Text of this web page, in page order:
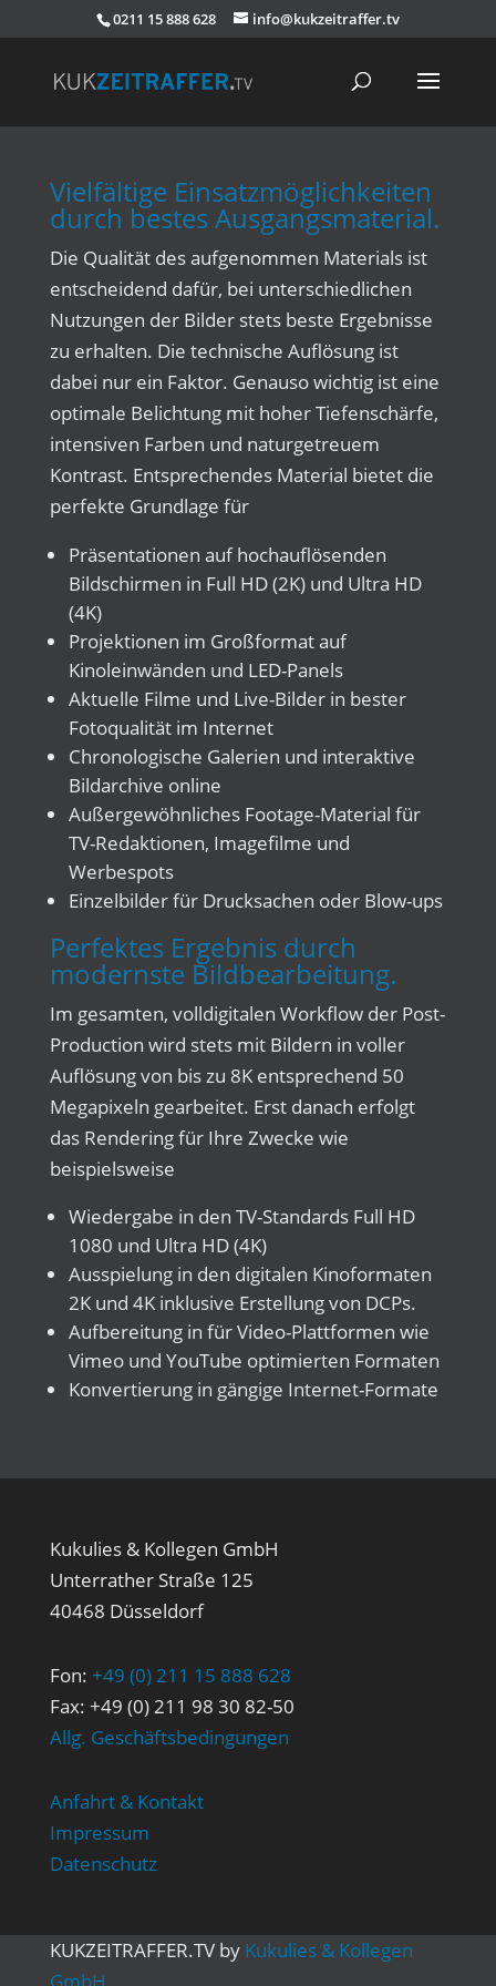
0211 15 888 628 info@kukzeitraffer.tv
Vielfältige Einsatzmöglichkeiten
durch bestes Ausgangsmaterial.
Die Qualität des aufgenommen Materials ist
entscheidend dafür, bei unterschiedlichen
Nutzungen der Bilder stets beste Ergebnisse
zu erhalten. Die technische Auflösung ist
dabei nur ein Faktor. Genauso wichtig ist eine
optimale Belichtung mit hoher Tiefenschärfe,
intensiven Farben und naturgetreuem
Kontrast. Entsprechendes Material bietet die
perfekte Grundlage für
Präsentationen auf hochauflösenden
Bildschirmen in Full HD (2K) und Ultra HD
(4K)
Projektionen im Großformat auf
Kinoleinwänden und LED-Panels
Aktuelle Filme und Live-Bilder in bester
Fotoqualität im Internet
Chronologische Galerien und interaktive
Bildarchive online
Außergewöhnliches Footage-Material für
TV-Redaktionen, Imagefilme und
Werbespots
Einzelbilder für Drucksachen oder Blow-ups
Perfektes Ergebnis durch
modernste Bildbearbeitung.
Im gesamten, volldigitalen Workflow der Post-
Production wird stets mit Bildern in voller
Auflösung von bis zu 8K entsprechend 50
Megapixeln gearbeitet. Erst danach erfolgt
das Rendering für Ihre Zwecke wie
beispielsweise
Wiedergabe in den TV-Standards Full HD
1080 und Ultra HD (4K)
Ausspielung in den digitalen Kinoformaten
2K und 4K inklusive Erstellung von DCPs.
Aufbereitung in für Video-Plattformen wie
Vimeo und YouTube optimierten Formaten
Konvertierung in gängige Internet-Formate
Kukulies & Kollegen GmbH
Unterrather Straße 125
40468 Düsseldorf
Fon: +49 (0) 211 15 888 628
Fax: +49 (0) 211 98 30 82-50
Allg. Geschäftsbedingungen
Anfahrt & Kontakt
Impressum
Datenschutz
KUKZEITRAFFER.TVby Kukulies & Kollegen